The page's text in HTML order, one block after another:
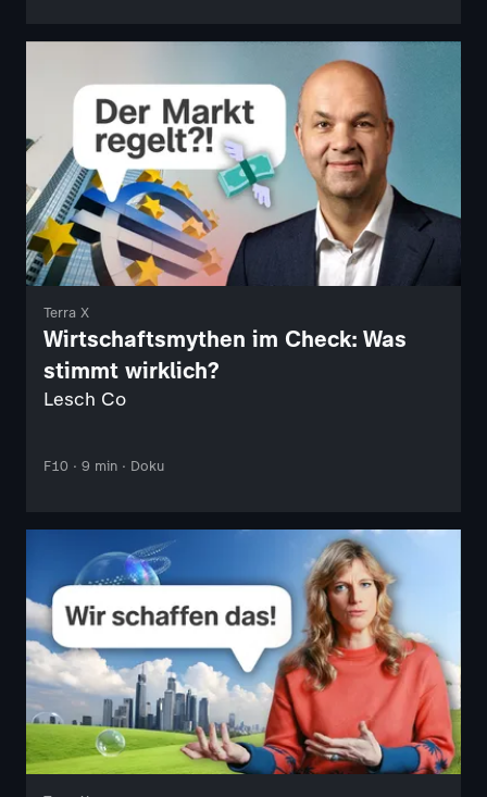
Terra X
Wirtschaftsmythen im Check: Was
stimmt wirklich?
Lesch Co
F10 · 9 min · Doku